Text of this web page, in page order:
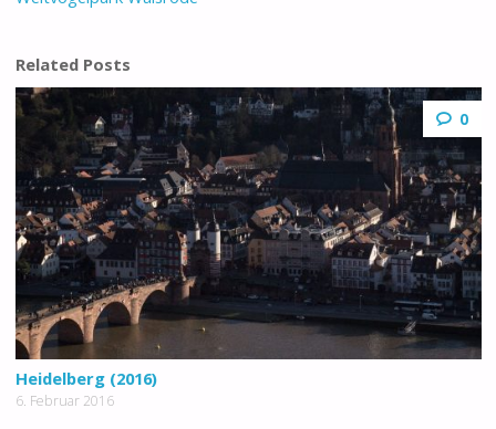
Related Posts
0
Heidelberg (2016)
6. Februar 2016